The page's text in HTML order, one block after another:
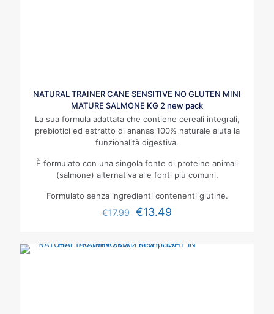
NATURAL TRAINER CANE SENSITIVE NO GLUTEN MINI
MATURE SALMONE KG 2 new pack
La sua formula adattata che contiene cereali integrali,
prebiotici ed estratto di ananas 100% naturale aiuta la
funzionalità digestiva.
È formulato con una singola fonte di proteine animali
(salmone) alternativa alle fonti più comuni.
Formulato senza ingredienti contenenti glutine.
€17.99 €13.49